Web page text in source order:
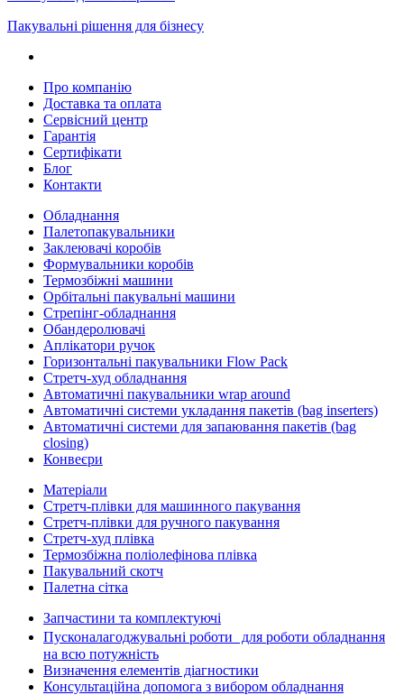
Пакувальні рішення для бізнесу
Про компанію
Доставка та оплата
Сервісний центр
Гарантія
Сертифікати
Блог
Контакти
Обладнання
Палетопакувальники
Заклеювачі коробів
Формувальники коробів
Термозбіжні машини
Орбітальні пакувальні машини
Стрепінг-обладнання
Обандеролювачі
Аплікатори ручок
Горизонтальні пакувальники Flow Pack
Стретч-худ обладнання
Автоматичні пакувальники wrap around
Автоматичні системи укладання пакетів (bag inserters)
Автоматичні системи для запаювання пакетів (bag
closing)
Конвеєри
Матеріали
Стретч-плівки для машинного пакування
Стретч-плівки для ручного пакування
Стретч-худ плівка
Термозбіжна поліолефінова плівка
Пакувальний скотч
Палетна сітка
Запчастини та комплектуючі
Пусконалагоджувальні роботи для роботи обладнання
на всю потужність
Визначення елементів діагностики
Консультаційна допомога з вибором обладнання